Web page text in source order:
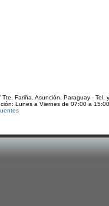
Tte. Fariña. Asunción, Paraguay -
Lunes a Viernes de 07:00 a